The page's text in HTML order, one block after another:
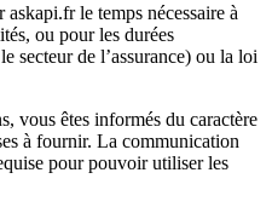
askapi.fr le temps nécessaire à
ou pour les durées
secteur de l’assurance) ou la loi
vous êtes informés du caractère
à fournir. La communication
pour pouvoir utiliser les